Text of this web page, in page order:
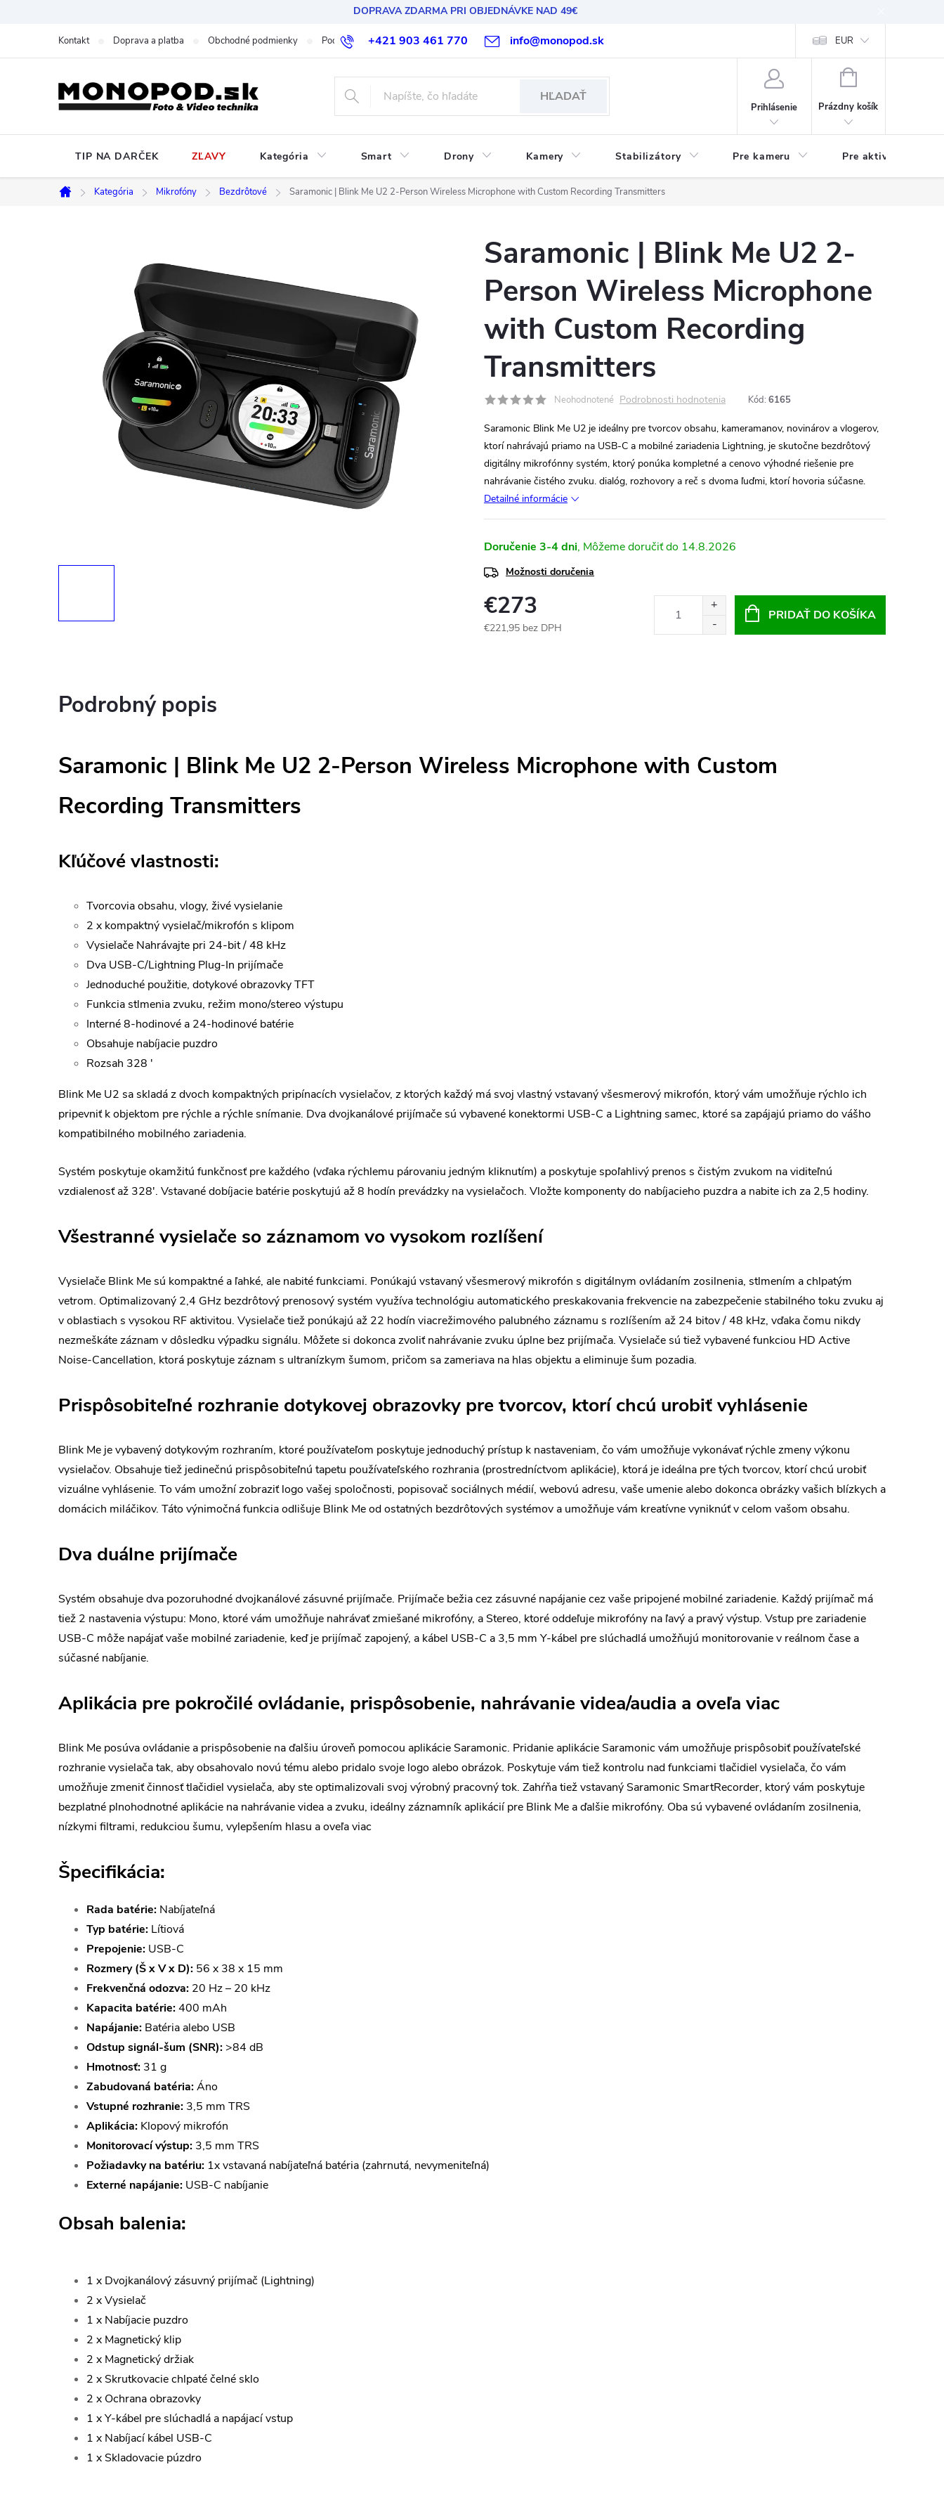
DOPRAVA ZDARMA PRI OBJEDNÁVKE NAD 49€
+421 903 461 770 info@monopod.sk
Kontakt Doprava a platba Obchodné podmienky Podmienky ochrany osobných údajov Reklamácia a vrátenie EUR
HĽADAŤ
Prihlásenie
NÁKUPNÝ
Prázdny košík
TIP NA DARČEK ZĽAVY Kategória Smart Drony Kamery Stabilizátory Pre kameru Pre aktivitu
Domov
Kategória Mikrofóny Bezdrôtové Saramonic | Blink Me U2 2-Person Wireless Microphone with Custom Recording Transmitters
Saramonic | Blink Me U2 2-
Person Wireless Microphone
with Custom Recording
Transmitters
Neohodnotené Podrobnosti hodnotenia Kód: 6165
Saramonic Blink Me U2 je ideálny pre tvorcov obsahu, kameramanov, novinárov a vlogerov,
ktorí nahrávajú priamo na USB-C a mobilné zariadenia Lightning, je skutočne bezdrôtový
digitálny mikrofónny systém, ktorý ponúka kompletné a cenovo výhodné riešenie pre
nahrávanie čistého zvuku. dialóg, rozhovory a reč s dvoma ľuďmi, ktorí hovoria súčasne.
Detailné informácie
Doručenie 3-4 dni 14.8.2026
Možnosti doručenia
€273
€221,95 bez DPH
PRIDAŤ DO KOŠÍKA
Podrobný popis
Saramonic | Blink Me U2 2-Person Wireless Microphone with Custom
Recording Transmitters
Kľúčové vlastnosti:
Tvorcovia obsahu, vlogy, živé vysielanie
2 x kompaktný vysielač/mikrofón s klipom
Vysielače Nahrávajte pri 24-bit / 48 kHz
Dva USB-C/Lightning Plug-In prijímače
Jednoduché použitie, dotykové obrazovky TFT
Funkcia stlmenia zvuku, režim mono/stereo výstupu
Interné 8-hodinové a 24-hodinové batérie
Obsahuje nabíjacie puzdro
Rozsah 328 '
Blink Me U2 sa skladá z dvoch kompaktných pripínacích vysielačov, z ktorých každý má svoj vlastný vstavaný všesmerový mikrofón, ktorý vám umožňuje rýchlo ich
pripevniť k objektom pre rýchle a rýchle snímanie. Dva dvojkanálové prijímače sú vybavené konektormi USB-C a Lightning samec, ktoré sa zapájajú priamo do vášho
kompatibilného mobilného zariadenia.
Systém poskytuje okamžitú funkčnosť pre každého (vďaka rýchlemu párovaniu jedným kliknutím) a poskytuje spoľahlivý prenos s čistým zvukom na viditeľnú
vzdialenosť až 328'. Vstavané dobíjacie batérie poskytujú až 8 hodín prevádzky na vysielačoch. Vložte komponenty do nabíjacieho puzdra a nabite ich za 2,5 hodiny.
Všestranné vysielače so záznamom vo vysokom rozlíšení
Vysielače Blink Me sú kompaktné a ľahké, ale nabité funkciami. Ponúkajú vstavaný všesmerový mikrofón s digitálnym ovládaním zosilnenia, stlmením a chlpatým
vetrom. Optimalizovaný 2,4 GHz bezdrôtový prenosový systém využíva technológiu automatického preskakovania frekvencie na zabezpečenie stabilného toku zvuku aj
v oblastiach s vysokou RF aktivitou. Vysielače tiež ponúkajú až 22 hodín viacrežimového palubného záznamu s rozlíšením až 24 bitov / 48 kHz, vďaka čomu nikdy
nezmeškáte záznam v dôsledku výpadku signálu. Môžete si dokonca zvoliť nahrávanie zvuku úplne bez prijímača. Vysielače sú tiež vybavené funkciou HD Active
Noise-Cancellation, ktorá poskytuje záznam s ultranízkym šumom, pričom sa zameriava na hlas objektu a eliminuje šum pozadia.
Prispôsobiteľné rozhranie dotykovej obrazovky pre tvorcov, ktorí chcú urobiť vyhlásenie
Blink Me je vybavený dotykovým rozhraním, ktoré používateľom poskytuje jednoduchý prístup k nastaveniam, čo vám umožňuje vykonávať rýchle zmeny výkonu
vysielačov. Obsahuje tiež jedinečnú prispôsobiteľnú tapetu používateľského rozhrania (prostredníctvom aplikácie), ktorá je ideálna pre tých tvorcov, ktorí chcú urobiť
vizuálne vyhlásenie. To vám umožní zobraziť logo vašej spoločnosti, popisovač sociálnych médií, webovú adresu, vaše umenie alebo dokonca obrázky vašich blízkych a
domácich miláčikov. Táto výnimočná funkcia odlišuje Blink Me od ostatných bezdrôtových systémov a umožňuje vám kreatívne vyniknúť v celom vašom obsahu.
Dva duálne prijímače
Systém obsahuje dva pozoruhodné dvojkanálové zásuvné prijímače. Prijímače bežia cez zásuvné napájanie cez vaše pripojené mobilné zariadenie. Každý prijímač má
tiež 2 nastavenia výstupu: Mono, ktoré vám umožňuje nahrávať zmiešané mikrofóny, a Stereo, ktoré oddeľuje mikrofóny na ľavý a pravý výstup. Vstup pre zariadenie
USB-C môže napájať vaše mobilné zariadenie, keď je prijímač zapojený, a kábel USB-C a 3,5 mm Y-kábel pre slúchadlá umožňujú monitorovanie v reálnom čase a
súčasné nabíjanie.
Aplikácia pre pokročilé ovládanie, prispôsobenie, nahrávanie videa/audia a oveľa viac
Blink Me posúva ovládanie a prispôsobenie na ďalšiu úroveň pomocou aplikácie Saramonic. Pridanie aplikácie Saramonic vám umožňuje prispôsobiť používateľské
rozhranie vysielača tak, aby obsahovalo novú tému alebo pridalo svoje logo alebo obrázok. Poskytuje vám tiež kontrolu nad funkciami tlačidiel vysielača, čo vám
umožňuje zmeniť činnosť tlačidiel vysielača, aby ste optimalizovali svoj výrobný pracovný tok. Zahŕňa tiež vstavaný Saramonic SmartRecorder, ktorý vám poskytuje
bezplatné plnohodnotné aplikácie na nahrávanie videa a zvuku, ideálny záznamník aplikácií pre Blink Me a ďalšie mikrofóny. Oba sú vybavené ovládaním zosilnenia,
nízkymi filtrami, redukciou šumu, vylepšením hlasu a oveľa viac
Špecifikácia:
Rada batérie: Nabíjateľná
Typ batérie: Lítiová
Prepojenie: USB-C
Rozmery (Š x V x D): 56 x 38 x 15 mm
Frekvenčná odozva: 20 Hz – 20 kHz
Kapacita batérie:400 mAh
Napájanie: Batéria alebo USB
Odstup signál-šum (SNR): >84 dB
Hmotnosť: 31 g
Zabudovaná batéria:Áno
Vstupné rozhranie: 3,5 mm TRS
Aplikácia: Klopový mikrofón
Monitorovací výstup: 3,5 mm TRS
Požiadavky na batériu: 1x vstavaná nabíjateľná batéria (zahrnutá, nevymeniteľná)
Externé napájanie: USB-C nabíjanie
Obsah balenia:
1 x Dvojkanálový zásuvný prijímač (Lightning)
2 x Vysielač
1 x Nabíjacie puzdro
2 x Magnetický klip
2 x Magnetický držiak
2 x Skrutkovacie chlpaté čelné sklo
2 x Ochrana obrazovky
1 x Y-kábel pre slúchadlá a napájací vstup
1 x Nabíjací kábel USB-C
1 x Skladovacie púzdro